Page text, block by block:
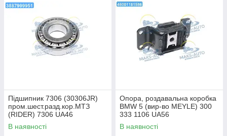
Підшипник 7306 (30306JR)
пром.шест.разд.кор.МТЗ
(RIDER) 7306 UA46
В наявності
Опора, роздавальна коробка
BMW 5 (вир-во MEYLE) 300
333 1106 UA56
В наявності